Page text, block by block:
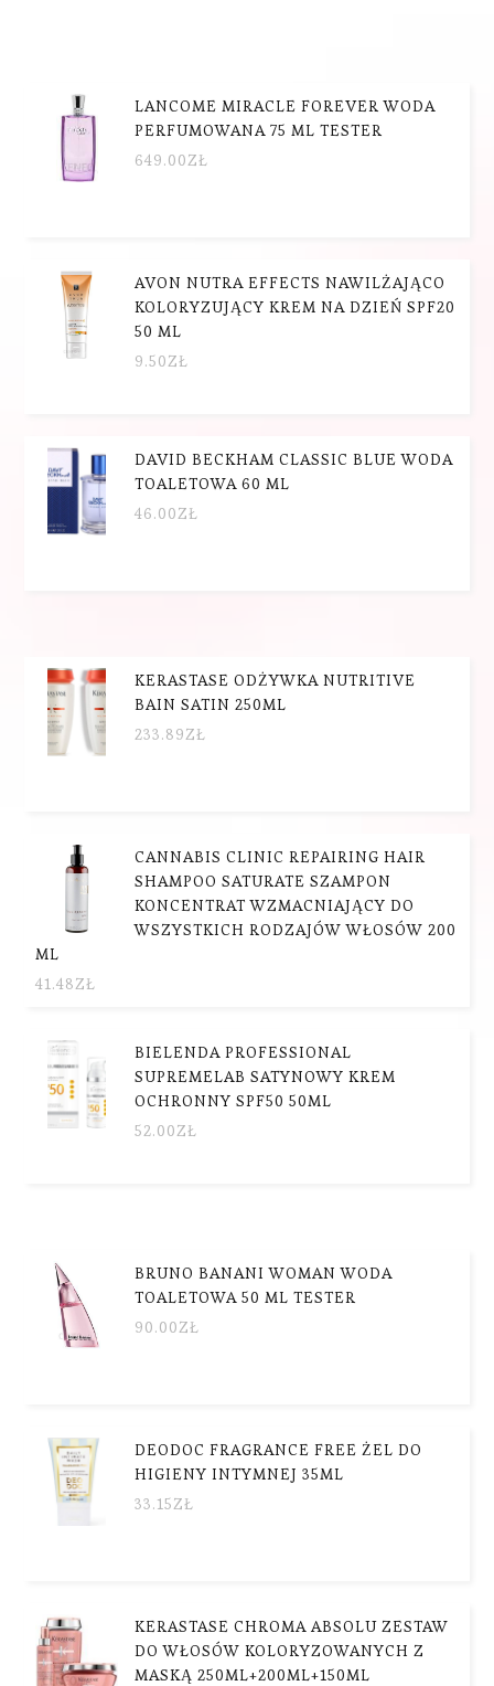
LANCOME MIRACLE FOREVER WODA
PERFUMOWANA 75 ML TESTER
649.00ZŁ
AVON NUTRA EFFECTS NAWILŻAJĄCO
KOLORYZUJĄCY KREM NA DZIEŃ SPF20
50 ML
9.50ZŁ
DAVID BECKHAM CLASSIC BLUE WODA
TOALETOWA 60 ML
46.00ZŁ
KERASTASE ODŻYWKA NUTRITIVE
BAIN SATIN 250ML
233.89ZŁ
CANNABIS CLINIC REPAIRING HAIR
SHAMPOO SATURATE SZAMPON
KONCENTRAT WZMACNIAJĄCY DO
WSZYSTKICH RODZAJÓW WŁOSÓW 200
ML
41.48ZŁ
BIELENDA PROFESSIONAL
SUPREMELAB SATYNOWY KREM
OCHRONNY SPF50 50ML
52.00ZŁ
BRUNO BANANI WOMAN WODA
TOALETOWA 50 ML TESTER
90.00ZŁ
DEODOC FRAGRANCE FREE ŻEL DO
HIGIENY INTYMNEJ 35ML
33.15ZŁ
KERASTASE CHROMA ABSOLU ZESTAW
DO WŁOSÓW KOLORYZOWANYCH Z
MASKĄ 250ML+200ML+150ML